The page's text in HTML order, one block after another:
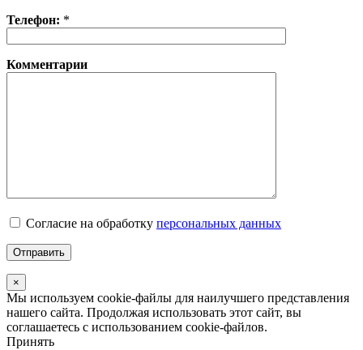
Телефон: *
Комментарии
Согласие на обработку персональных данных
×
Мы используем cookie-файлы для наилучшего представления
нашего сайта. Продолжая использовать этот сайт, вы
соглашаетесь с использованием cookie-файлов.
Принять